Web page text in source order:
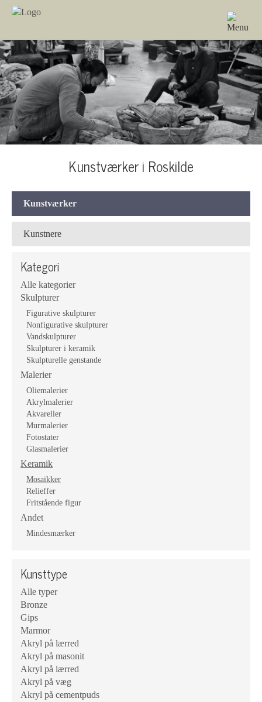
Kunstværker i Roskilde
Kunstværker
Kunstnere
Kategori
Alle kategorier
Skulpturer
Figurative skulpturer
Nonfigurative skulpturer
Vandskulpturer
Skulpturer i keramik
Skulpturelle genstande
Malerier
Oliemalerier
Akrylmalerier
Akvareller
Murmalerier
Fotostater
Glasmalerier
Keramik
Mosaikker
Relieffer
Fritstående figur
Andet
Mindesmærker
Kunsttype
Alle typer
Bronze
Gips
Marmor
Akryl på lærred
Akryl på masonit
Akryl på lærred
Akryl på væg
Akryl på cementpuds